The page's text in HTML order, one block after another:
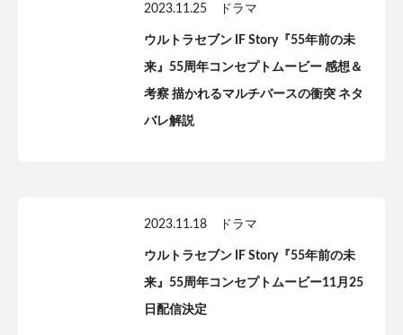
2023.11.25 ドラマ
ウルトラセブン IF Story『55年前の未
来』55周年コンセプトムービー 感想＆
考察 描かれるマルチバースの衝突 ネタ
バレ解説
2023.11.18 ドラマ
ウルトラセブン IF Story『55年前の未
来』55周年コンセプトムービー11月25
日配信決定